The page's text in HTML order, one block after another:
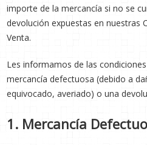
importe de la mercancía si no se
devolución expuestas en nuestras
Venta.
Les informamos de las
mercancía defectuosa (debido a
equivocado, averiado) o una
1. Mercancía